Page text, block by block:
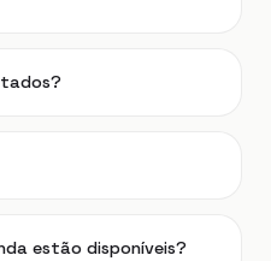
estão disponíveis?